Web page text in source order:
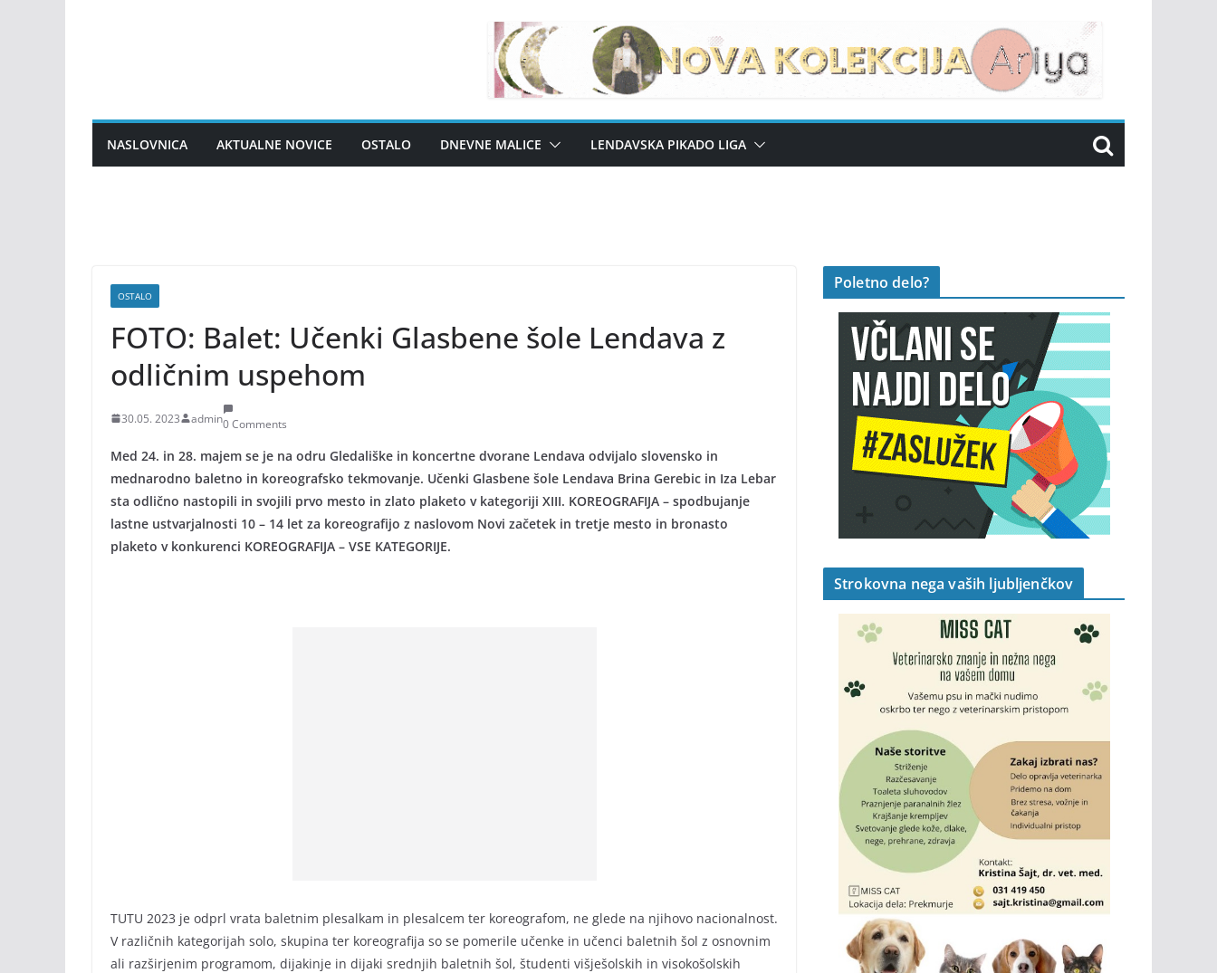
NASLOVNICA AKTUALNE NOVICE OSTALO DNEVNE MALICE LENDAVSKA PIKADO LIGA
OSTALO
FOTO: Balet: Učenki Glasbene šole Lendava z
odličnim uspehom
30.05. 2023 admin0 Comments
Med 24. in 28. majem se je na odru Gledališke in koncertne dvorane Lendava odvijalo slovensko in
mednarodno baletno in koreografsko tekmovanje. Učenki Glasbene šole Lendava Brina Gerebic in Iza Lebar
sta odlično nastopili in svojili prvo mesto in zlato plaketo v kategoriji XIII. KOREOGRAFIJA – spodbujanje
lastne ustvarjalnosti 10 – 14 let za koreografijo z naslovom Novi začetek in tretje mesto in bronasto
plaketo v konkurenci KOREOGRAFIJA – VSE KATEGORIJE.
TUTU 2023 je odprl vrata baletnim plesalkam in plesalcem ter koreografom, ne glede na njihovo nacionalnost.
V različnih kategorijah solo, skupina ter koreografija so se pomerile učenke in učenci baletnih šol z osnovnim
ali razširjenim programom, dijakinje in dijaki srednjih baletnih šol, študenti višješolskih in visokošolskih
Poletno delo?
Strokovna nega vaših ljubljenčkov